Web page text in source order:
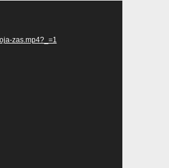
zas.mp4?_=1